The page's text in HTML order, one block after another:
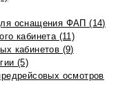
оснащения ФАП (14)
кабинета (11)
кабинетов (9)
(5)
осмотров